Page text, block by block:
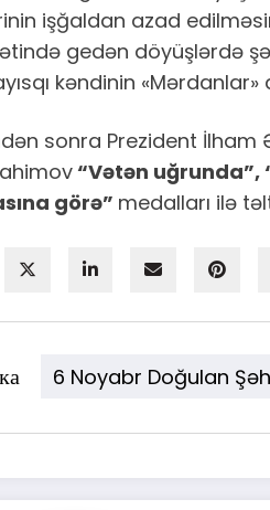
işğaldan azad
gedən döyüşlərdə
kəndinin
sonra Prezident İlham
“Vətən uğrunda”,
görə” medalları ilə
6 Noyabr Doğulan